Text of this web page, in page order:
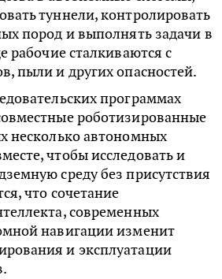
туннели, контролировать
пород и выполнять задачи в
рабочие сталкиваются с
пыли и других опасностей.
программах
роботизированные
несколько автономных
чтобы исследовать и
среду без присутствия
что сочетание
современных
навигации изменит
и эксплуатации